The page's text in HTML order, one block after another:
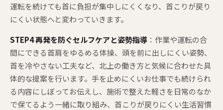
運転を続けても首に負担が集中しにくくなり、首こりが戻り
にくい状態へと変わっていきます。
STEP4 再発を防ぐセルフケアと姿勢指導 ：作業や運転の合
間にできる首肩をゆるめる体操、頭を前に出しにくい姿勢、
首を冷やさない工夫など、北上の働き方と気候に合わせた具
体的な提案を行います。手を止めにくいお仕事でも続けられ
る内容にしぼってお伝えし、施術で整えた軽さを日常のなか
で保てるよう一緒に取り組み、首こりが戻りにくい生活習慣